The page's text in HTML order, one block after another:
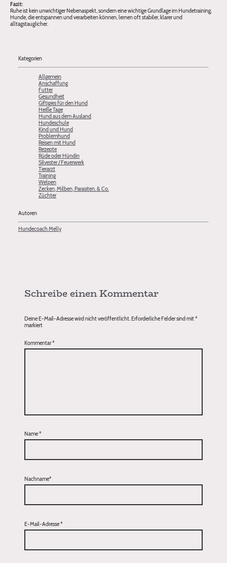
Fazit:
Ruhe ist kein unwichtiger Nebenaspekt, sondern eine wichtige Grundlage im Hundetraining.
Hunde, die entspannen und verarbeiten können, lernen oft stabiler, klarer und
alltagstauglicher.
Kategorien
Allgemein
Anschaffung
Futter
Gesundheit
Giftigies für den Hund
Heiße Tage
Hund aus dem Ausland
Hundeschule
Kind und Hund
Problemhund
Reisen mit Hund
Rezepte
Rüde oder Hündin
Silvester / Feuerwerk
Tierarzt
Training
Welpen
Zecken, Milben, Parasiten. & Co.
Züchter
Autoren
Hundecoach Melly
Schreibe einen Kommentar
Deine E-Mail-Adresse wird nicht veröffentlicht. Erforderliche Felder sind mit*
markiert
Kommentar*
Name*
Nachname*
E-Mail-Adresse*